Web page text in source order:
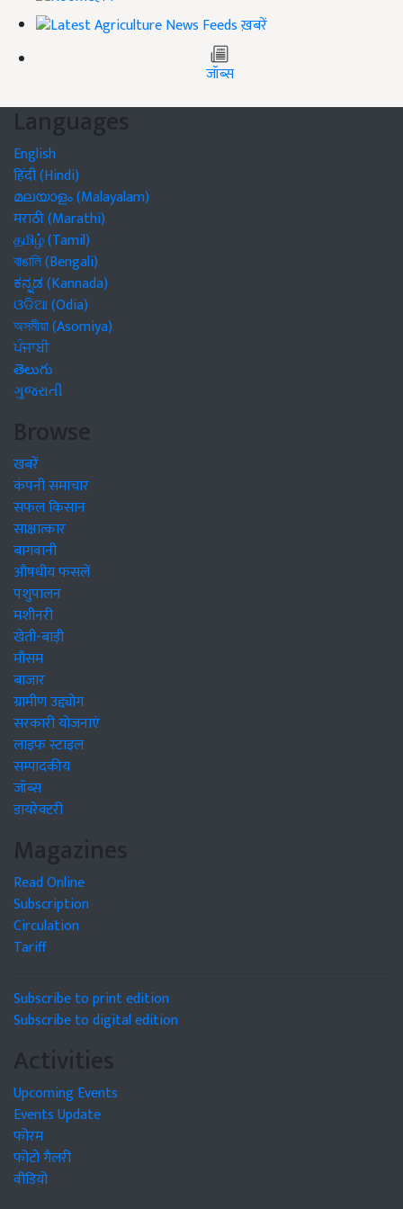
ख़बरें
जॉब्स
Languages
English
हिंदी (Hindi)
മലയാളം (Malayalam)
मराठी (Marathi)
தமிழ் (Tamil)
বাঙালি (Bengali)
ಕನ್ನಡ (Kannada)
ଓଡିଆ (Odia)
অসমীয়া (Asomiya)
ਪੰਜਾਬੀ
తెలుగు
ગુજરાતી
Browse
खबरें
कंपनी समाचार
सफल किसान
साक्षात्कार
बागवानी
औषधीय फसलें
पशुपालन
मशीनरी
खेती-बाड़ी
मौसम
बाजार
ग्रामीण उद्द्योग
सरकारी योजनाएं
लाइफ स्टाइल
सम्पादकीय
जॉब्स
डायरेक्टरी
Magazines
Read Online
Subscription
Circulation
Tariff
Subscribe to print edition
Subscribe to digital edition
Activities
Upcoming Events
Events Update
फोरम
फोटो गैलरी
वीडियो